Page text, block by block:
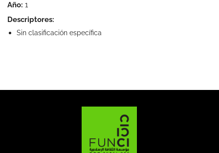
Año: 1
Descriptores:
Sin clasificación específica